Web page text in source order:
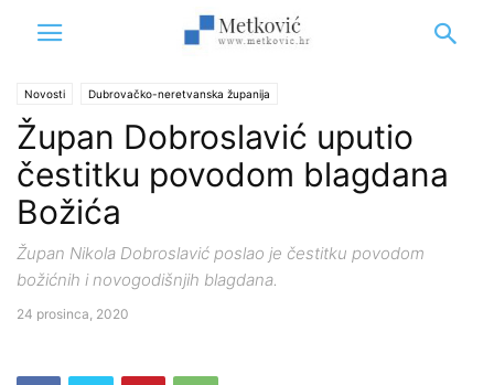
Novosti Dubrovačko-neretvanska županija
Župan Dobroslavić uputio
čestitku povodom blagdana
Božića
Župan Nikola Dobroslavić poslao je čestitku povodom
božićnih i novogodišnjih blagdana.
24 prosinca, 2020